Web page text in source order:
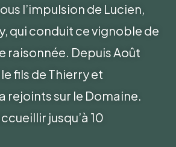
l’impulsion de Lucien,
qui conduit ce vignoble de
raisonnée. Depuis Août
fils de Thierry et
rejoints sur le Domaine.
jusqu’à 10